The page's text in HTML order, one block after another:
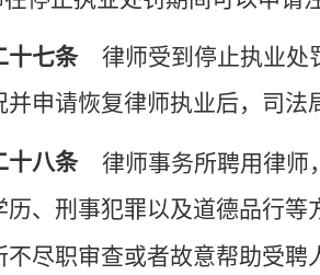
十七条
律师受到停止执业处
并申请恢复律师执业后，司法
十八条
律师事务所聘用律师
历、刑事犯罪以及道德品行
不尽职审查或者故意帮助受